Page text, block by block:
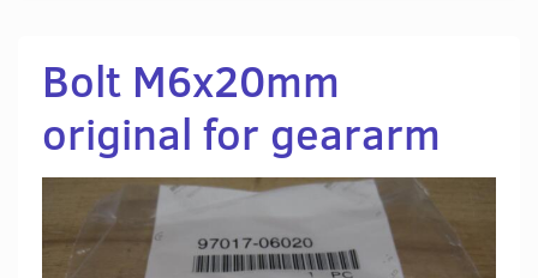
Bolt M6x20mm
original for geararm